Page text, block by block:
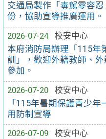
交通局製作「毒駕零容
份，協助宣導推廣運用。
2026-07-24
校安中心
本府消防局辦理「115年
訓」，歡迎外籍教師、
參加。
2026-07-20
校安中心
「115年暑期保護青少
用防制宣導
2026-07-09
校安中心